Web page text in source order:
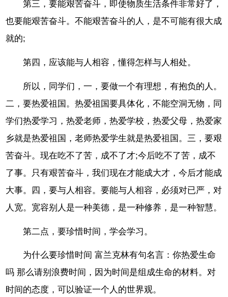
第三，要能艰苦奋斗，即使物质生活条件非常好了，
也要能艰苦奋斗。不能艰苦奋斗的人，是不可能有很大成
就的;
第四，应该能与人相容，懂得怎样与人相处。
所以，同学们，一，要做一个有理想，有抱负的人。
二，要热爱祖国。热爱祖国要具体化，不能空洞无物，同
学们热爱学习，热爱老师，热爱学校，热爱父母，热爱家
乡就是热爱祖国，老师热爱学生就是热爱祖国。三，要艰
苦奋斗。现在吃不了苦，成不了才;今后吃不了苦，成不
了事。只有艰苦奋斗，我们现在才能成大才，今后才能成
大事。四，要与人相容。要能与人相容，必须对已严，对
人宽。宽容别人是一种美德，是一种修养，是一种智慧。
第二点，要珍惜时间，学会学习。
为什么要珍惜时间 富兰克林有句名言：你热爱生命
吗 那么请别浪费时间，因为时间是组成生命的材料。对
时间的态度，可以验证一个人的世界观。